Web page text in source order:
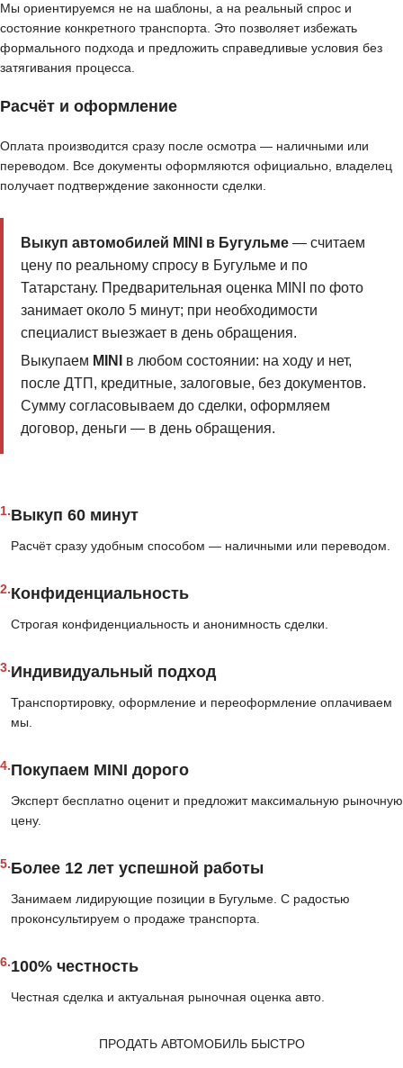
Мы ориентируемся не на шаблоны, а на реальный спрос и
состояние конкретного транспорта. Это позволяет избежать
формального подхода и предложить справедливые условия без
затягивания процесса.
Расчёт и оформление
Оплата производится сразу после осмотра — наличными или
переводом. Все документы оформляются официально, владелец
получает подтверждение законности сделки.
Выкуп автомобилей MINI в Бугульме— считаем
цену по реальному спросу в Бугульме и по
Татарстану. Предварительная оценка MINI по фото
занимает около 5 минут; при необходимости
специалист выезжает в день обращения.
Выкупаем MINI
в любом состоянии: на ходу и нет,
после ДТП, кредитные, залоговые, без документов.
Сумму согласовываем до сделки, оформляем
договор, деньги — в день обращения.
1.Выкуп 60 минут
Расчёт сразу удобным способом — наличными или переводом.
2.Конфиденциальность
Строгая конфиденциальность и анонимность сделки.
3.Индивидуальный подход
Транспортировку, оформление и переоформление оплачиваем
мы.
4.Покупаем MINI дорого
Эксперт бесплатно оценит и предложит максимальную рыночную
цену.
5.Более 12 лет успешной работы
Занимаем лидирующие позиции в Бугульме. С радостью
проконсультируем о продаже транспорта.
6.100% честность
Честная сделка и актуальная рыночная оценка авто.
ПРОДАТЬ АВТОМОБИЛЬ БЫСТРО